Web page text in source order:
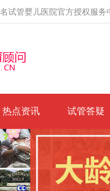
试管婴儿医院官方授权服
热点资讯 试管答疑